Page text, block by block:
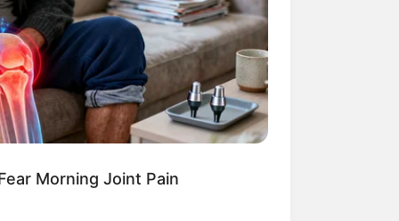
Ngakak, 10 Potret
Murah Pakai Bahan
Morning Joint Pain